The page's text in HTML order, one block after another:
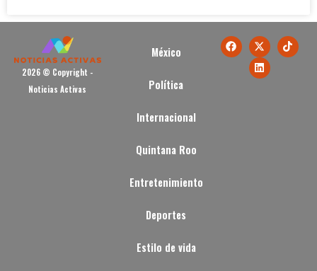
2026 © Copyright -
Noticias Activas
México
Política
Internacional
Quintana Roo
Entretenimiento
Deportes
Estilo de vida